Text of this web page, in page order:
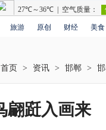
旅游 原创 财经 美食
首页 > 资讯 > 邯郸 >
翩跹入画来